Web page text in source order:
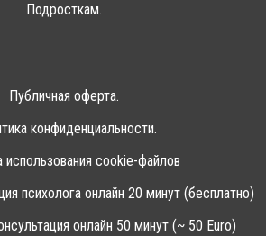
Подросткам.
Публичная оферта.
конфиденциальности.
использования cookie-файлов
психолога онлайн 20 минут (бесплатно)
онлайн 50 минут (~ 50 Euro)